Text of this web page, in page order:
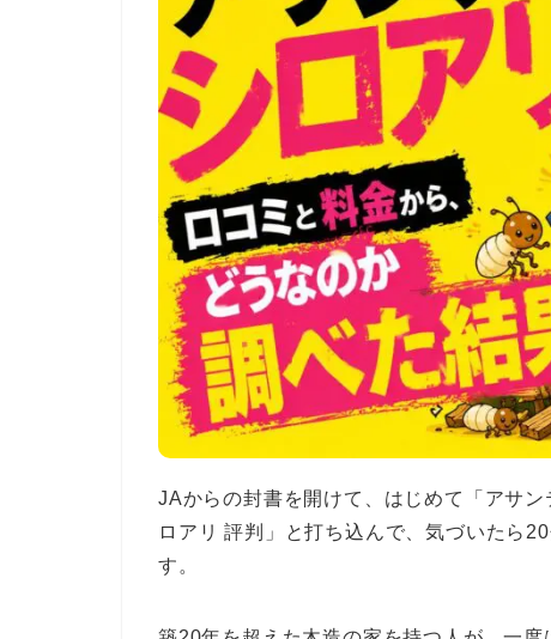
JAからの封書を開けて、はじめて「アサ
ロアリ 評判」と打ち込んで、気づいたら
す。